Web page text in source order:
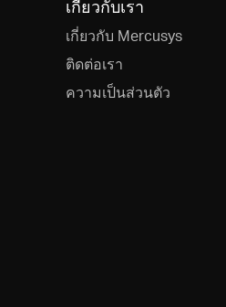
เกี่ยวกับเรา
เกี่ยวกับ Mercusys
ติดต่อเรา
ความเป็นส่วนตัว